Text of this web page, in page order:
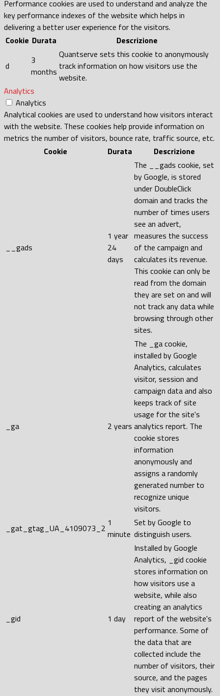
Performance cookies are used to understand and analyze the
key performance indexes of the website which helps in
delivering a better user experience for the visitors.
Cookie Durata Descrizione
d
3
months
Quantserve sets this cookie to anonymously
track information on how visitors use the
website.
Analytics
Analytics
Analytical cookies are used to understand how visitors interact
with the website. These cookies help provide information on
metrics the number of visitors, bounce rate, traffic source, etc.
Cookie
Durata Descrizione
__gads
1 year
24
days
The __gads cookie, set
by Google, is stored
under DoubleClick
domain and tracks the
number of times users
see an advert,
measures the success
of the campaign and
calculates its revenue.
This cookie can only be
read from the domain
they are set on and will
not track any data while
browsing through other
sites.
_ga 2 years
The _ga cookie,
installed by Google
Analytics, calculates
visitor, session and
campaign data and also
keeps track of site
usage for the site's
analytics report. The
cookie stores
information
anonymously and
assigns a randomly
generated number to
recognize unique
visitors.
_gat_gtag_UA_4109073_2 1
minute
Set by Google to
distinguish users.
_gid 1 day
Installed by Google
Analytics, _gid cookie
stores information on
how visitors use a
website, while also
creating an analytics
report of the website's
performance. Some of
the data that are
collected include the
number of visitors, their
source, and the pages
they visit anonymously.